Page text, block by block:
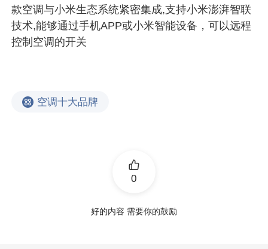
款空调与小米生态系统紧密集成,支持小米澎湃智联
技术,能够通过手机APP或小米智能设备，可以远程
控制空调的开关
空调十大品牌
0
好的内容 需要你的鼓励